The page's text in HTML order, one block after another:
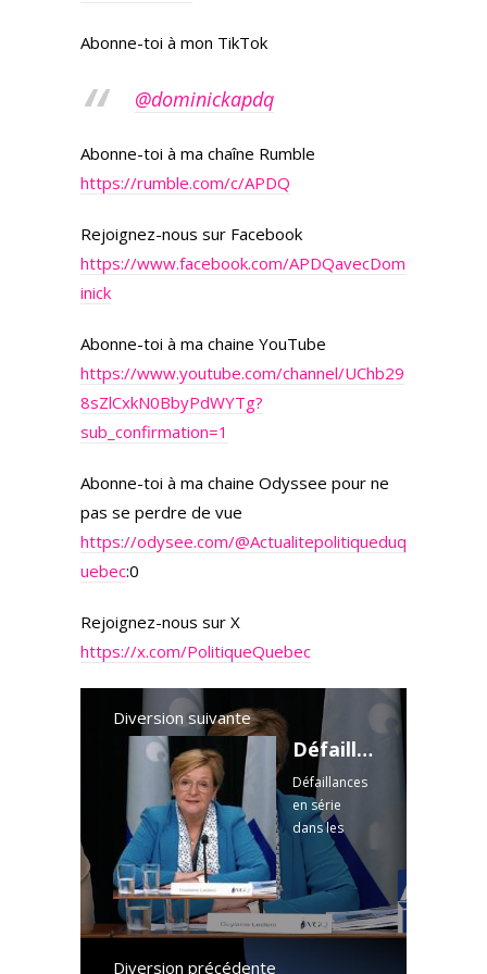
Abonne-toi à mon TikTok
@dominickapdq
Abonne-toi à ma chaîne Rumble
https://rumble.com/c/APDQ
Rejoignez-nous sur Facebook
https://www.facebook.com/APDQavecDom
inick
Abonne-toi à ma chaine YouTube
https://www.youtube.com/channel/UChb29
8sZlCxkN0BbyPdWYTg?
sub_confirmation=1
Abonne-toi à ma chaine Odyssee pour ne
pas se perdre de vue
https://odysee.com/@Actualitepolitiqueduq
uebec:0
Rejoignez-nous sur X
https://x.com/PolitiqueQuebec
Diversion suivante
Défaillances en série dans les Cégeps et la SQDC - Rapport de la vérificatrice générale
Défaillances
en série
dans les
Cégeps et la
SQDC -
Rapport de
la
vérificatrice
Diversion précédente